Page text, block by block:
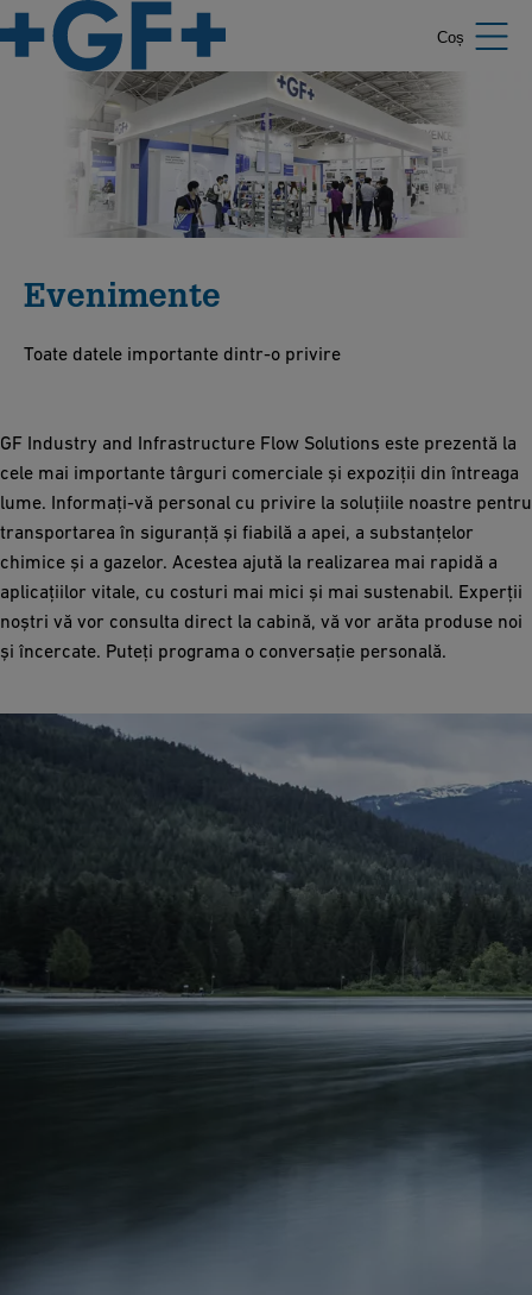
Coș
Evenimente
Toate datele importante dintr-o privire
GF Industry and Infrastructure Flow Solutions este prezentă la
cele mai importante târguri comerciale și expoziții din întreaga
lume. Informați-vă personal cu privire la soluțiile noastre pentru
transportarea în siguranță și fiabilă a apei, a substanțelor
chimice și a gazelor. Acestea ajută la realizarea mai rapidă a
aplicațiilor vitale, cu costuri mai mici și mai sustenabil. Experții
noștri vă vor consulta direct la cabină, vă vor arăta produse noi
și încercate. Puteți programa o conversație personală.